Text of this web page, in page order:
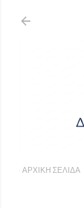
ΑΡΧΙΚΉ ΣΕΛΊΔΑ